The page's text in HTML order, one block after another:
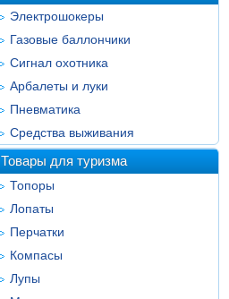
Электрошокеры
Газовые баллончики
Сигнал охотника
Арбалеты и луки
Пневматика
Средства выживания
Товары для туризма
Топоры
Лопаты
Перчатки
Компасы
Лупы